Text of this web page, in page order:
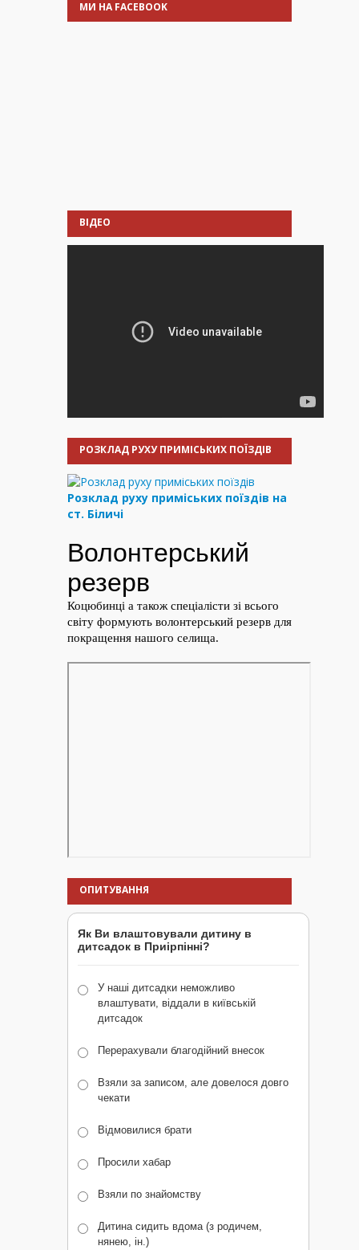
МИ НА FACEBOOK
ВІДЕО
РОЗКЛАД РУХУ ПРИМІСЬКИХ ПОЇЗДІВ
Розклад руху приміських поїздів на
ст. Біличі
ОПИТУВАННЯ
Як Ви влаштовували дитину в
дитсадок в Приірпінні?
У наші дитсадки неможливо
влаштувати, віддали в київській
дитсадок
Перерахували благодійний внесок
Взяли за записом, але довелося довго
чекати
Відмовилися брати
Просили хабар
Взяли по знайомству
Дитина сидить вдома (з родичем,
нянею, ін.)